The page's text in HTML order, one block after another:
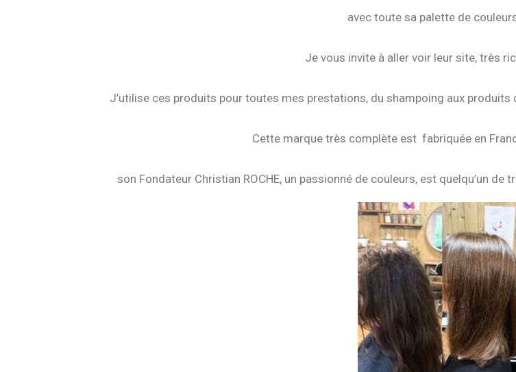
avec toute sa palette de
Je vous invite à aller voir leur site, très
J’utilise ces produits pour toutes mes prestations, du shampoing aux
Cette marque très complète est fabriquée en
son Fondateur Christian ROCHE, un passionné de couleurs, est quelqu’un